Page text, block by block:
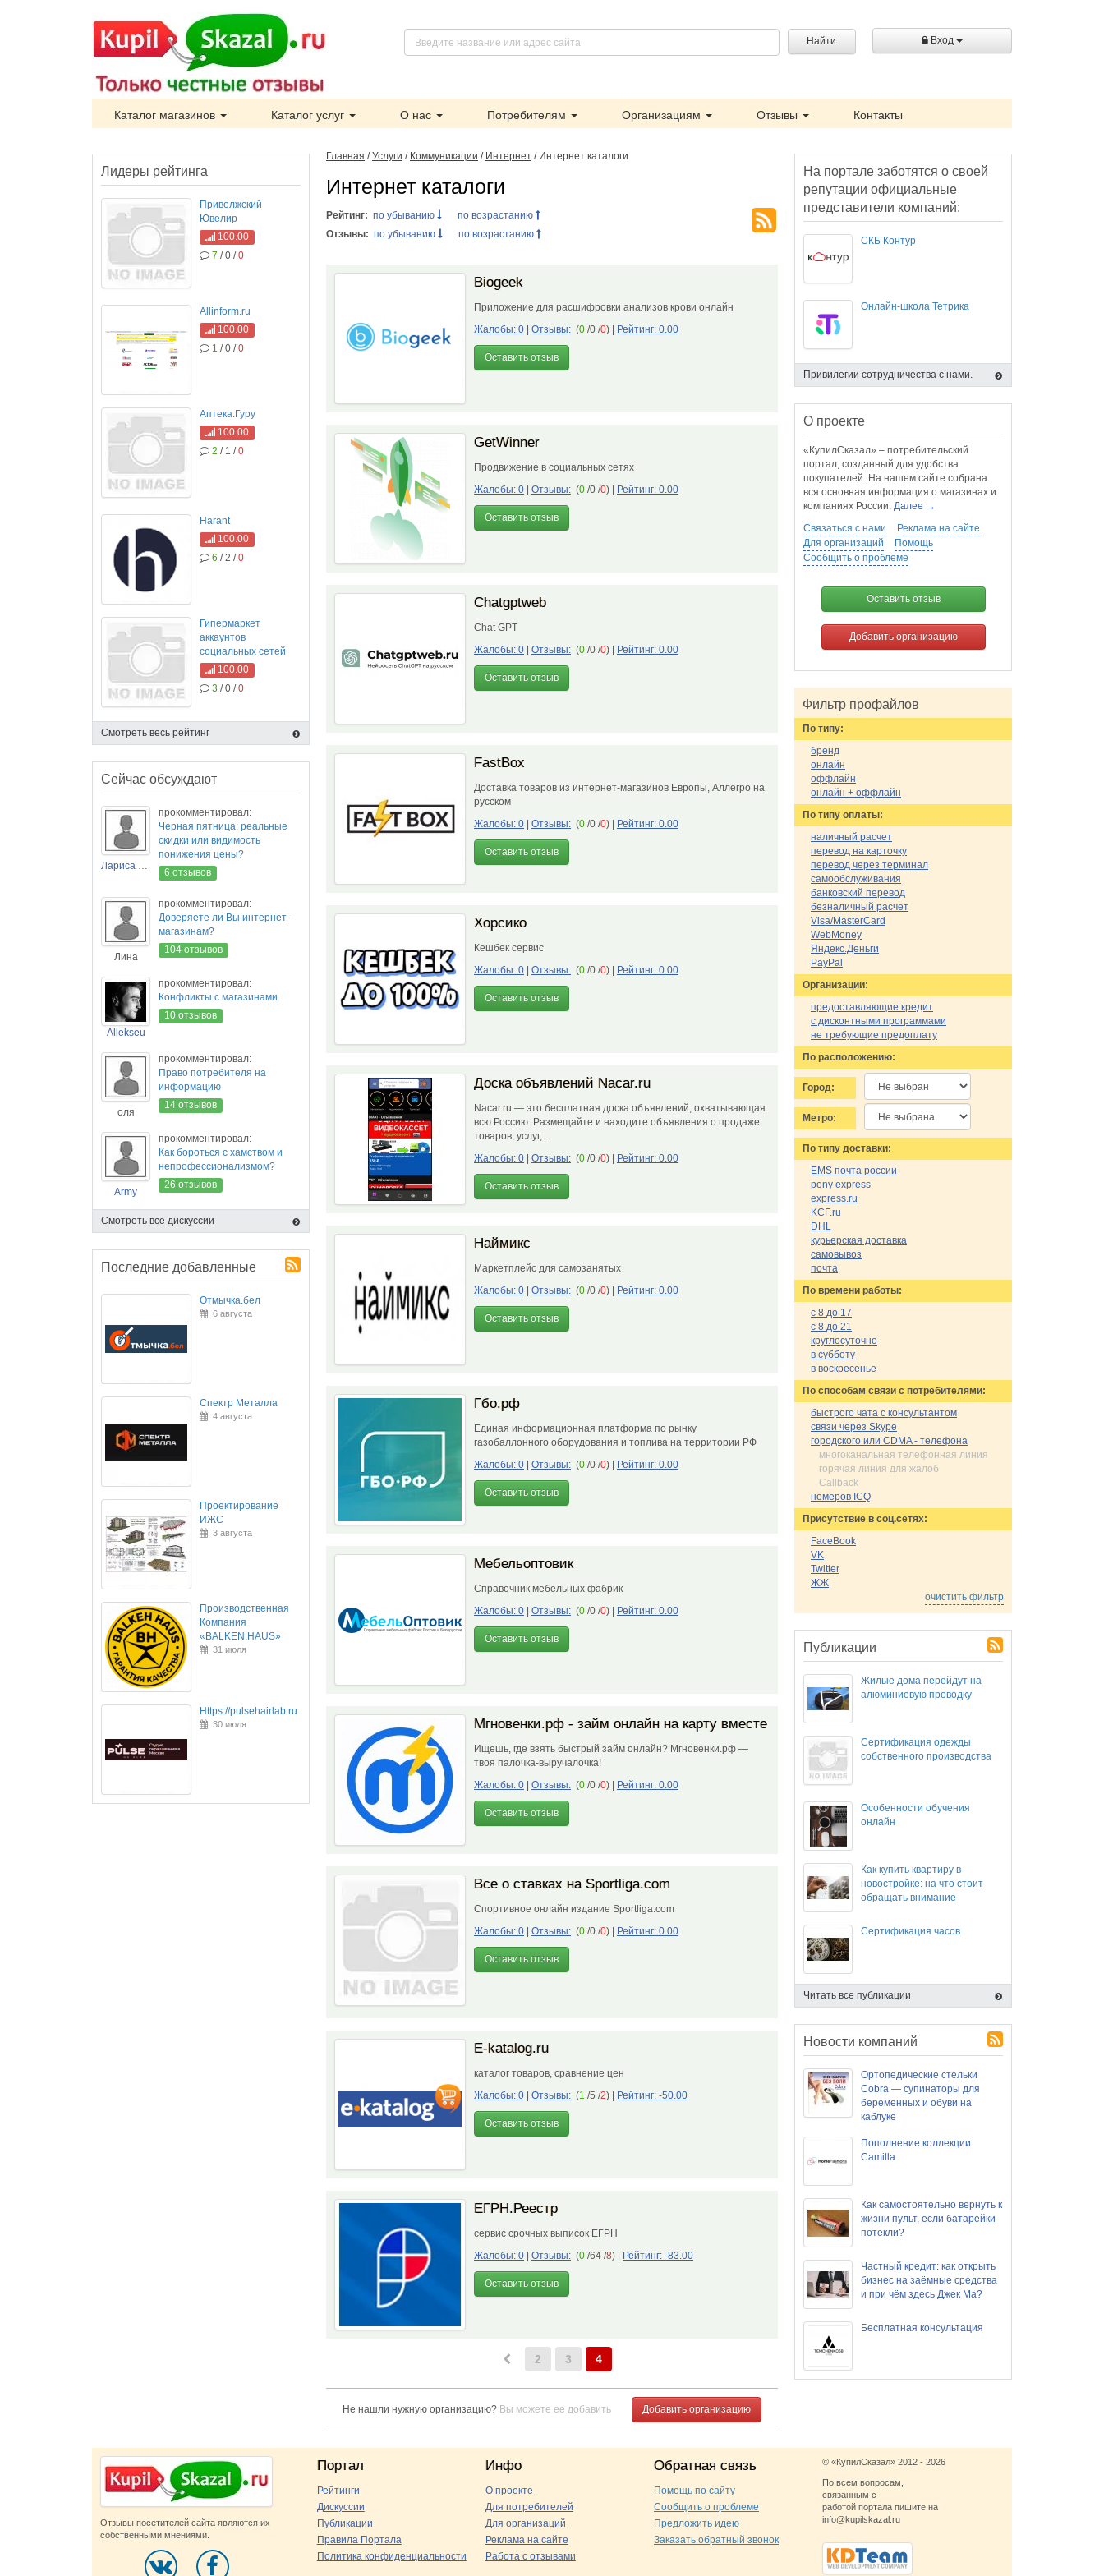
Найти Вход
Каталог магазинов Каталог услуг О нас Потребителям Организациям Отзывы Контакты
Главная /Услуги / Коммуникации / Интернет / Интернет каталоги
Интернет каталоги
Рейтинг: по убыванию
по возрастанию
Отзывы: по убыванию по возрастанию
Biogeek
Приложение для расшифровки анализов крови онлайн
Жалобы: 0
Отзывы: (0 /0 /0) Рейтинг: 0.00
Оставить отзыв
GetWinner
Продвижение в социальных сетях
Жалобы: 0
Отзывы: (0 /0 /0) Рейтинг: 0.00
Оставить отзыв
Chatgptweb
Chat GPT
Жалобы: 0
Отзывы: (0 /0 /0) Рейтинг: 0.00
Оставить отзыв
FastBox
Доставка товаров из интернет-магазинов Европы, Аллегро на
русском
Жалобы: 0
Отзывы: (0 /0 /0) Рейтинг: 0.00
Оставить отзыв
Хорсико
Кешбек сервис
Жалобы: 0
Отзывы: (0 /0 /0) Рейтинг: 0.00
Оставить отзыв
Доска объявлений Nacar.ru
Nacar.ru — это бесплатная доска объявлений, охватывающая
всю Россию. Размещайте и находите объявления о продаже
товаров, услуг,...
Жалобы: 0
Отзывы: (0 /0 /0) Рейтинг: 0.00
Оставить отзыв
Наймикс
Маркетплейс для самозанятых
Жалобы: 0
Отзывы: (0 /0 /0) Рейтинг: 0.00
Оставить отзыв
Гбо.рф
Единая информационная платформа по рынку
газобаллонного оборудования и топлива на территории РФ
Жалобы: 0
Отзывы: (0 /0 /0) Рейтинг: 0.00
Оставить отзыв
Мебельоптовик
Справочник мебельных фабрик
Жалобы: 0
Отзывы: (0 /0 /0) Рейтинг: 0.00
Оставить отзыв
Мгновенки.рф - займ онлайн на карту вместе
Ищешь, где взять быстрый займ онлайн? Мгновенки.рф —
твоя палочка-выручалочка!
Жалобы: 0
Отзывы: (0 /0 /0) Рейтинг: 0.00
Оставить отзыв
Все о ставках на Sportliga.com
Спортивное онлайн издание Sportliga.com
Жалобы: 0
Отзывы: (0 /0 /0) Рейтинг: 0.00
Оставить отзыв
E-katalog.ru
каталог товаров, сравнение цен
Жалобы: 0
Отзывы: (1 /5 /2) Рейтинг: -50.00
Оставить отзыв
ЕГРН.Реестр
сервис срочных выписок ЕГРН
Жалобы: 0
Отзывы: (0 /64 /8) Рейтинг: -83.00
Оставить отзыв
2 3 4
Не нашли нужную организацию? Вы можете ее добавить Добавить организацию
Лидеры рейтинга
Приволжский
Ювелир
100.00
7 / 0 /0
Allinform.ru
100.00
1 / 0 /0
Аптека.Гуру
100.00
2 / 1 /0
Harant
100.00
6 / 2 /0
Гипермаркет
аккаунтов
социальных сетей
100.00
3 / 0 /0
Смотреть весь рейтинг
Сейчас обсуждают
Лариса Новикова
прокомментировал:
Черная пятница: реальные
скидки или видимость
понижения цены?
6 отзывов
Лина
прокомментировал:
Доверяете ли Вы интернет-
магазинам?
104 отзывов
Allekseu
прокомментировал:
Конфликты с магазинами
10 отзывов
оля
прокомментировал:
Право потребителя на
информацию
14 отзывов
Army
прокомментировал:
Как бороться с хамством и
непрофессионализмом?
26 отзывов
Смотреть все дискуссии
Последние добавленные
Отмычка.бел
6 августа
Спектр Металла
4 августа
Проектирование
ИЖС
3 августа
Производственная
Компания
«BALKEN.HAUS»
31 июля
Https://pulsehairlab.ru
30 июля
На портале заботятся о своей
репутации официальные
представители компаний:
СКБ Контур
Онлайн-школа Тетрика
Привилегии сотрудничества с нами.
О проекте
«КупилСказал» – потребительский
портал, созданный для удобства
покупателей. На нашем сайте собрана
вся основная информация о магазинах и
компаниях России. Далее →
Связаться с нами
Реклама на сайте
Для организаций
Помощь
Сообщить о проблеме
Оставить отзыв
Добавить организацию
Фильтр профайлов
По типу:
бренд
онлайн
оффлайн
онлайн + оффлайн
По типу оплаты:
наличный расчет
перевод на карточку
перевод через терминал
самообслуживания
банковский перевод
безналичный расчет
Visa/MasterCard
WebMoney
Яндекс.Деньги
PayPal
Организации:
предоставляющие кредит
с дисконтными программами
не требующие предоплату
По расположению:
Город:
Метро:
По типу доставки:
EMS почта россии
pony express
express.ru
KCF.ru
DHL
курьерская доставка
самовывоз
почта
По времени работы:
с 8 до 17
с 8 до 21
круглосуточно
в субботу
в воскресенье
По cпособам связи с потребителями:
быстрого чата с консультантом
связи через Skype
городского или CDMA - телефона
многоканальная телефонная линия
горячая линия для жалоб
Callback
номеров ICQ
Присутствие в соц.сетях:
FaceBook
VK
Twitter
ЖЖ
очистить фильтр
Публикации
Жилые дома перейдут на
алюминиевую проводку
Сертификация одежды
собственного производства
Особенности обучения
онлайн
Как купить квартиру в
новостройке: на что стоит
обращать внимание
Сертификация часов
Читать все публикации
Новости компаний
Ортопедические стельки
Cobra — супинаторы для
беременных и обуви на
каблуке
Пополнение коллекции
Camilla
Как самостоятельно вернуть к
жизни пульт, если батарейки
потекли?
Частный кредит: как открыть
бизнес на заёмные средства
и при чём здесь Джек Ма?
Бесплатная консультация
Отзывы посетителей сайта являются их
собственными мнениями.
Портал
Рейтинги
Дискуссии
Публикации
Правила Портала
Политика конфиденциальности
Инфо
О проекте
Для потребителей
Для организаций
Реклама на сайте
Работа с отзывами
Обратная связь
Помощь по сайту
Сообщить о проблеме
Предложить идею
Заказать обратный звонок
© «КупилСказал» 2012 - 2026
По всем вопросам,
связанным с
работой портала пишите на
info@kupilskazal.ru